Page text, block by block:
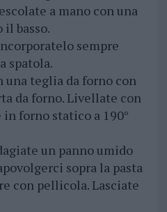
a mano con una
il basso.
sempre
spatola.
una teglia da forno con
da forno. Livellate con
forno statico a 190°
un panno umido
sopra la pasta
con pellicola. Lasciate